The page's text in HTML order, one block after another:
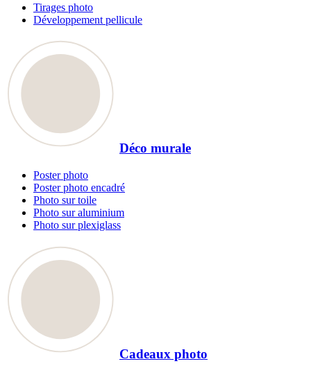
Tirages photo
Développement pellicule
Déco murale
Poster photo
Poster photo encadré
Photo sur toile
Photo sur aluminium
Photo sur plexiglass
Cadeaux photo